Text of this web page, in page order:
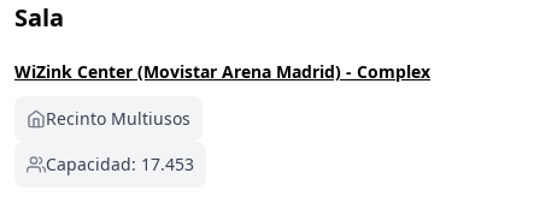
Sala
WiZink Center (Movistar Arena Madrid) - Complex
Recinto Multiusos
Capacidad: 17.453